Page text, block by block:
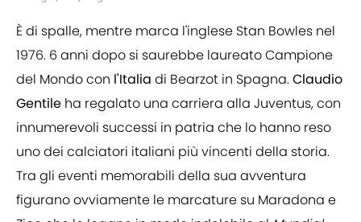
È di spalle, mentre marca l'inglese Stan Bowles nel
1976. 6 anni dopo si saurebbe laureato Campione
del Mondo con l'Italia di Bearzot in Spagna.Claudio
Gentile ha regalato una carriera alla Juventus, con
innumerevoli successi in patria che lo hanno reso
uno dei calciatori italiani più vincenti della storia.
Tra gli eventi memorabili della sua avventura
figurano ovviamente le marcature su Maradona e